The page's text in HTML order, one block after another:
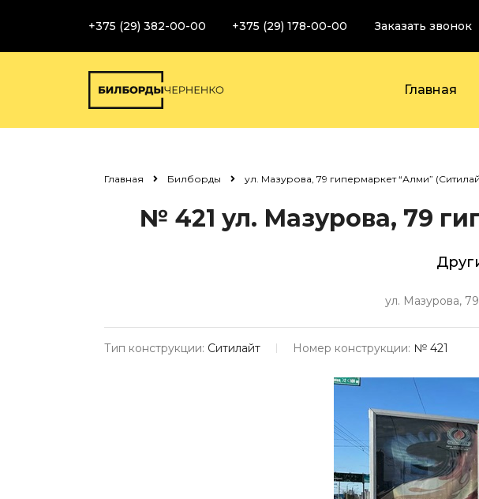
+375 (29) 382-00-00 +375 (29) 178-00-00 Заказать звонок
Главная
Главная Билборды ул. Мазурова, 79 гипермаркет “Алми”
№ 421 ул. Мазурова, 79
ул. Мазурова,
Тип конструкции: Ситилайт Номер конструкции: № 421